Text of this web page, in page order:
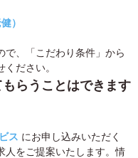
）
で、「こだわり条件」から
ださい。
らうことはできます
ス にお申し込みいただく
人をご提案いたします。情